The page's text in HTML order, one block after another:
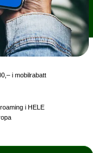
i mobilrabatt
i HELE